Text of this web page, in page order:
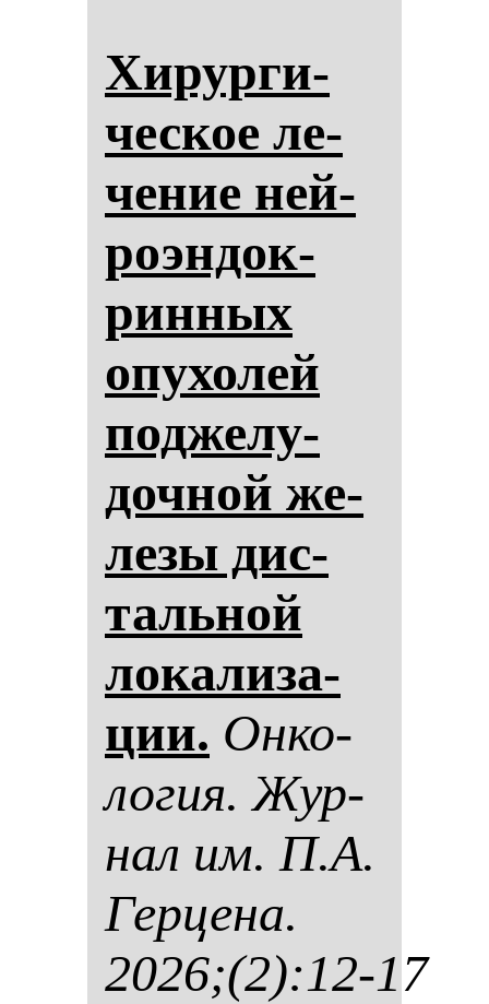
Хи­рур­ги­
чес­кое ле­
че­ние ней­
ро­эн­док­
рин­ных
опу­хо­лей
под­же­лу­
доч­ной же­
ле­зы дис­
таль­ной
ло­ка­ли­за­
ции. Он­ко­
ло­гия. Жур­
нал им. П.А.
Гер­це­на.
2026;(2):12-17